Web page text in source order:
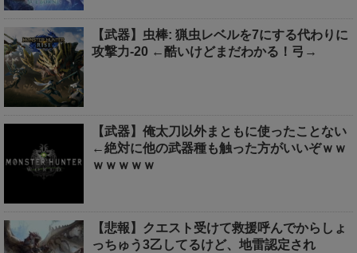
【武器】虫棒: 猟虫レベルを7にする代わりに
攻撃力-20 ←酷いけどまだわかる！弓→
【武器】俺太刀以外まともに使ったことない
←絶対に他の武器種も触った方がいいぞｗｗ
ｗｗｗｗｗ
【悲報】クエスト受けて救援呼んでからしょ
っちゅう3乙してるけど、地雷認定され